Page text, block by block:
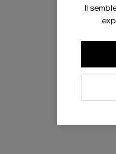
Bikini floral fantaisieIl